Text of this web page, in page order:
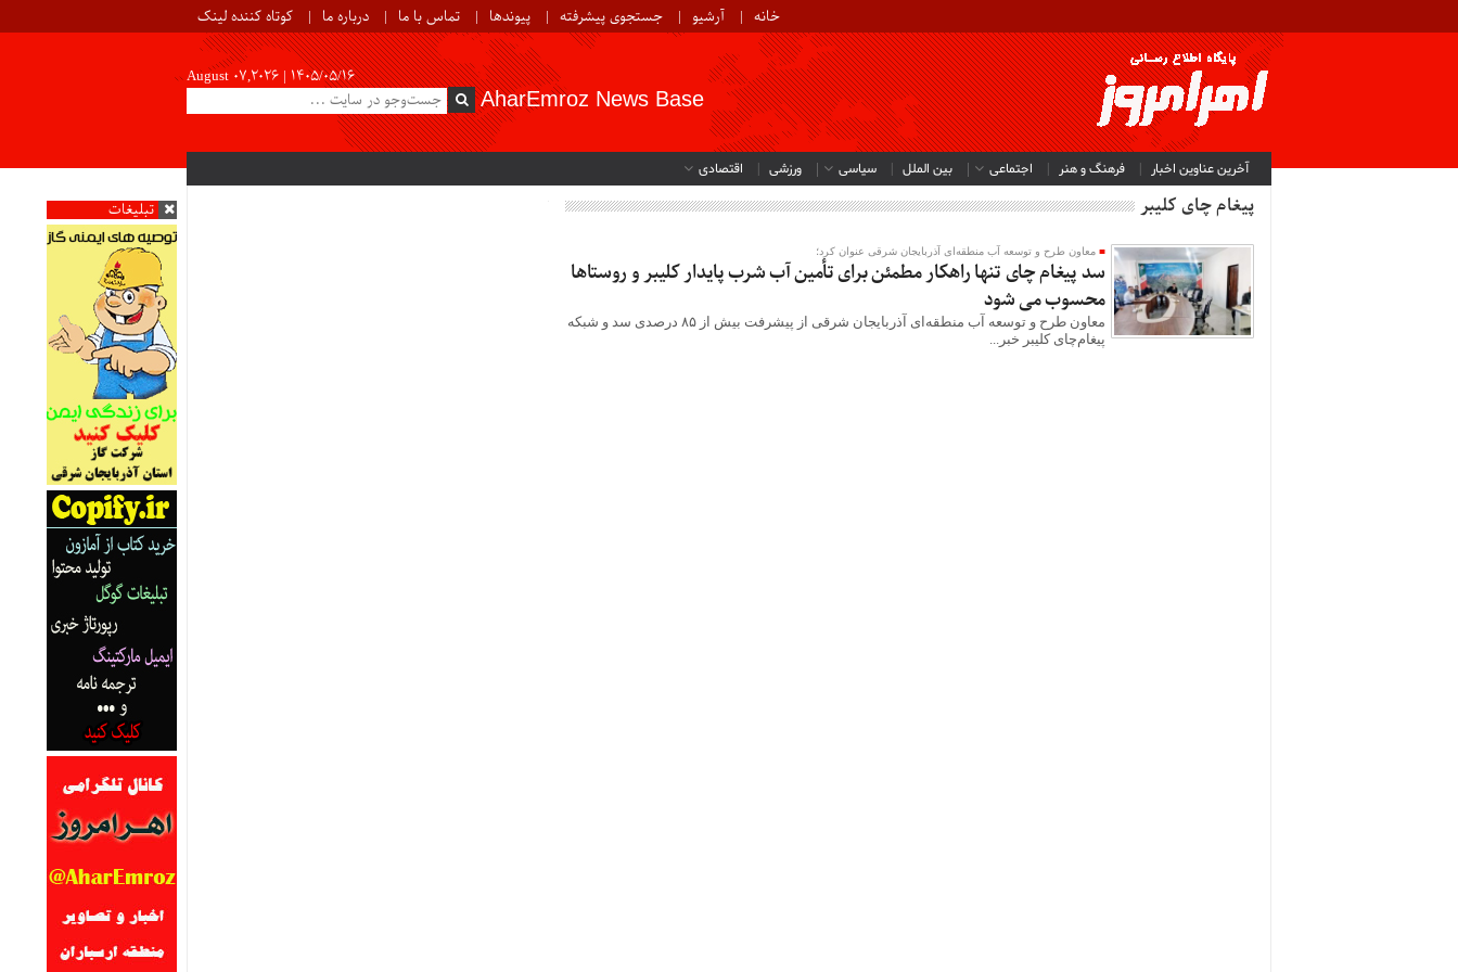
خانه آرشیو جستجوی پیشرفته پیوندها تماس با ما درباره ما کوتاه کننده لینک
August 07,2026 | ۱۴۰۵/۰۵/۱۶
AharEmroz News Base
آخرین عناوین اخبار فرهنگ و هنر اجتماعی بین الملل سیاسی ورزشی اقتصادی
تبلیغات پیغام چای کلیبر
معاون طرح و توسعه آب منطقه‌ای آذربایجان شرقی عنوان کرد؛
سد پیغام چای تنها راهکار مطمئن برای تأمین آب شرب پایدار کلیبر و روستاها
محسوب می شود
معاون طرح و توسعه آب منطقه‌ای آذربایجان شرقی از پیشرفت بیش از ۸۵ درصدی سد و شبکه
پیغام‌چای کلیبر خبر...